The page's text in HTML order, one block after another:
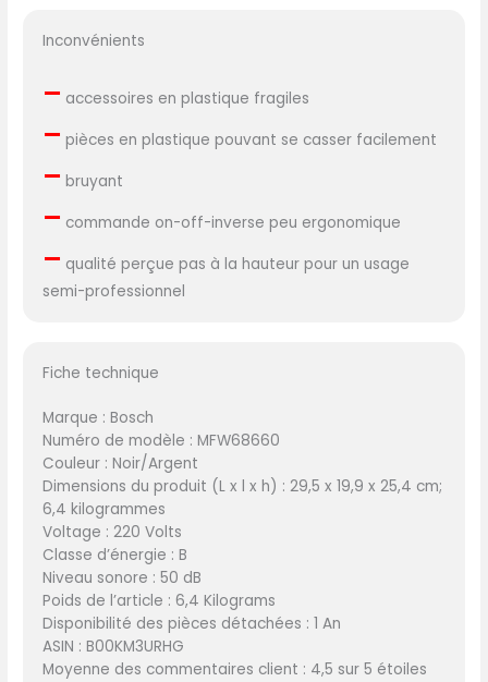
Inconvénients
– accessoires en plastique fragiles
– pièces en plastique pouvant se casser facilement
– bruyant
– commande on-off-inverse peu ergonomique
– qualité perçue pas à la hauteur pour un usage
semi-professionnel
Fiche technique
Marque : Bosch
Numéro de modèle : MFW68660
Couleur : Noir/Argent
Dimensions du produit (L x l x h) : 29,5 x 19,9 x 25,4 cm;
6,4 kilogrammes
Voltage : 220 Volts
Classe d’énergie : B
Niveau sonore : 50 dB
Poids de l’article : 6,4 Kilograms
Disponibilité des pièces détachées : 1 An
ASIN : B00KM3URHG
Moyenne des commentaires client : 4,5 sur 5 étoiles